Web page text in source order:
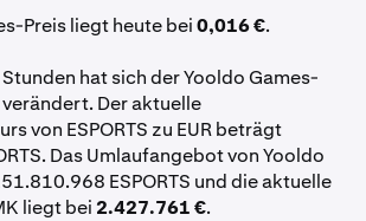
Preis liegt heute bei0,016 €.
hat sich der Yooldo Games-
verändert. Der aktuelle
von ESPORTS zu EUR beträgt
Das Umlaufangebot von Yooldo
ESPORTS und die aktuelle
liegt bei 2.427.761 €.